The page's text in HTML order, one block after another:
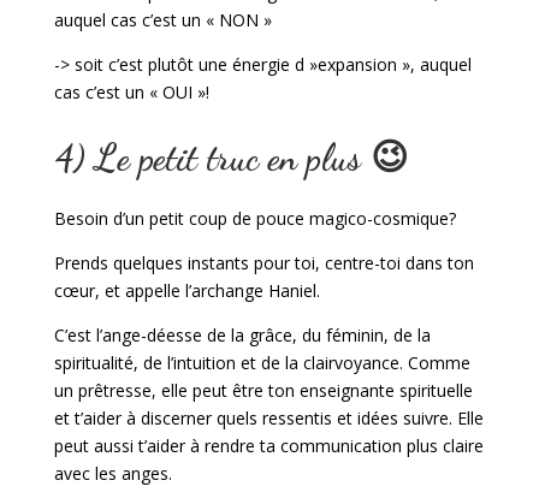
auquel cas c’est un « NON »
-> soit c’est plutôt une énergie d »expansion », auquel
cas c’est un « OUI »!
4) Le petit truc en plus 😉
Besoin d’un petit coup de pouce magico-cosmique?
Prends quelques instants pour toi, centre-toi dans ton
cœur, et appelle l’archange Haniel.
C’est l’ange-déesse de la grâce, du féminin, de la
spiritualité, de l’intuition et de la clairvoyance. Comme
un prêtresse, elle peut être ton enseignante spirituelle
et t’aider à discerner quels ressentis et idées suivre. Elle
peut aussi t’aider à rendre ta communication plus claire
avec les anges.